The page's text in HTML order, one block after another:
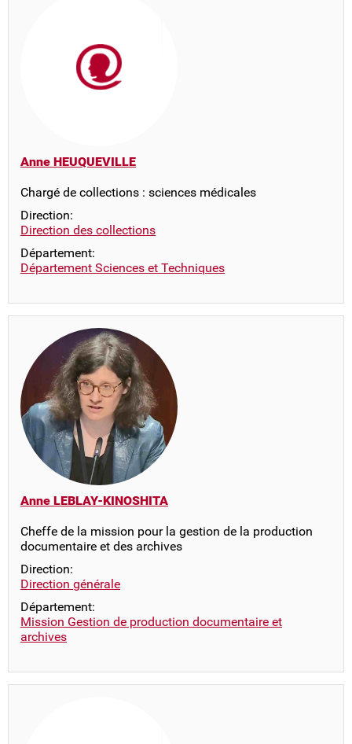
Anne HEUQUEVILLE
Chargé de collections : sciences médicales
Direction:
Direction des collections
Département:
Département Sciences et Techniques
Anne LEBLAY-KINOSHITA
Cheffe de la mission pour la gestion de la production
documentaire et des archives
Direction:
Direction générale
Département:
Mission Gestion de production documentaire et
archives